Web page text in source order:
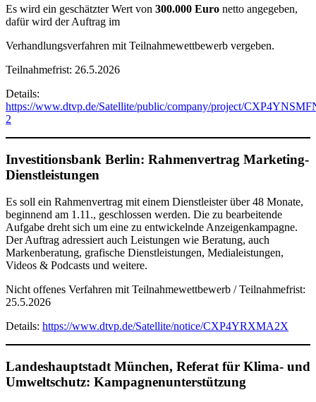
Es wird ein geschätzter Wert von 300.000 Euro netto angegeben,
dafür wird der Auftrag im
Verhandlungsverfahren mit Teilnahmewettbewerb vergeben.
Teilnahmefrist: 26.5.2026
Details:
https://www.dtvp.de/Satellite/public/company/project/
2
Investitionsbank Berlin: Rahmenvertrag Marketing-
Dienstleistungen
Es soll ein Rahmenvertrag mit einem Dienstleister über 48 Monate,
beginnend am 1.11., geschlossen werden. Die zu bearbeitende
Aufgabe dreht sich um eine zu entwickelnde Anzeigenkampagne.
Der Auftrag adressiert auch Leistungen wie Beratung, auch
Markenberatung, grafische Dienstleistungen, Medialeistungen,
Videos & Podcasts und weitere.
Nicht offenes Verfahren mit Teilnahmewettbewerb / Teilnahmefrist:
25.5.2026
Details: https://www.dtvp.de/Satellite/notice/CXP4YRXMA2X
Landeshauptstadt München, Referat für Klima- und
Umweltschutz: Kampagnenunterstützung